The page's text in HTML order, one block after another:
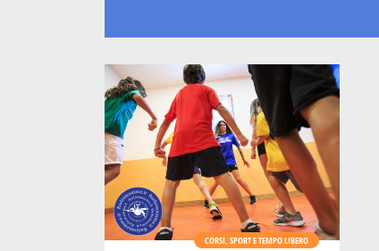
CORSI, SPORT E TEMPO LIBERO